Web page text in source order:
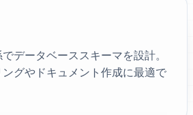
データベーススキーマを設計。
グやドキュメント作成に最適で